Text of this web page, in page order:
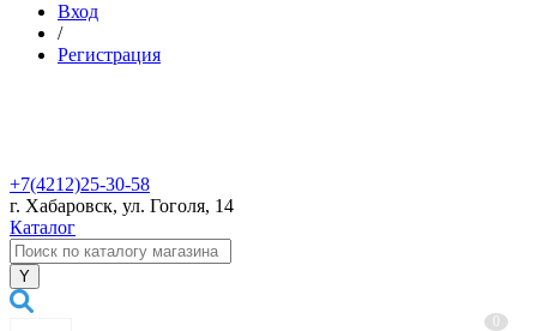
Вход
/
Регистрация
+7(4212)25-30-58
г. Хабаровск, ул. Гоголя, 14
Каталог